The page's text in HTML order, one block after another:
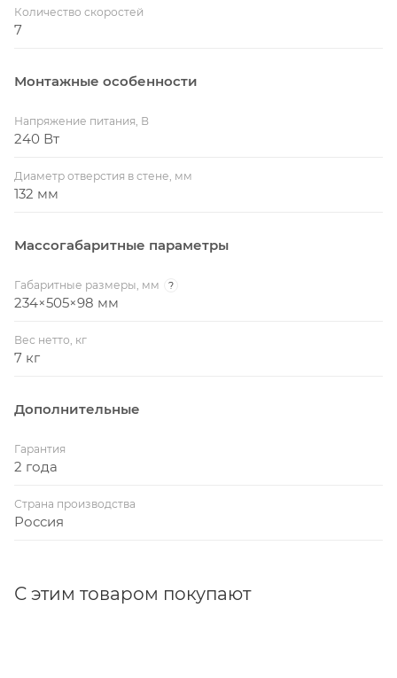
Количество скоростей
7
Монтажные особенности
Напряжение питания, В
240 Вт
Диаметр отверстия в стене, мм
132 мм
Массогабаритные параметры
Габаритные размеры, мм ?
234×505×98 мм
Вес нетто, кг
7 кг
Дополнительные
Гарантия
2 года
Страна производства
Россия
С этим товаром покупают